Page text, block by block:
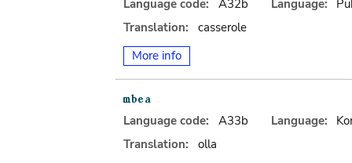
Language code: A32b Language:
Translation:
casserole
More info
Language code: A33b Language:
Translation:
olla